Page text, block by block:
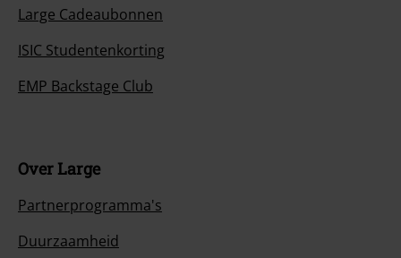
Large Cadeaubonnen
ISIC Studentenkorting
EMP Backstage Club
Over Large
Partnerprogramma's
Duurzaamheid